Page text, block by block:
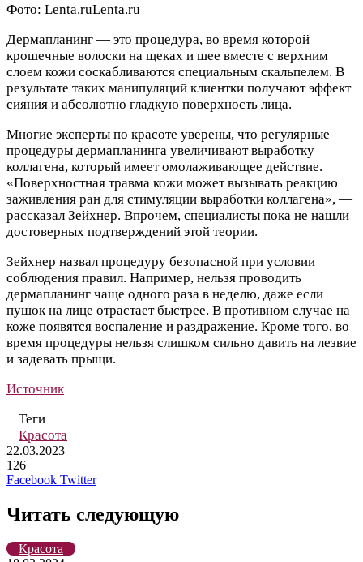
Фото: Lenta.ruLenta.ru
Дермапланинг — это процедура, во время которой
крошечные волоски на щеках и шее вместе с верхним
слоем кожи соскабливаются специальным скальпелем. В
результате таких манипуляций клиентки получают эффект
сияния и абсолютно гладкую поверхность лица.
Многие эксперты по красоте уверены, что регулярные
процедуры дермапланинга увеличивают выработку
коллагена, который имеет омолаживающее действие.
«Поверхностная травма кожи может вызывать реакцию
заживления ран для стимуляции выработки коллагена», —
рассказал Зейхнер. Впрочем, специалисты пока не нашли
достоверных подтверждений этой теории.
Зейхнер назвал процедуру безопасной при условии
соблюдения правил. Например, нельзя проводить
дермапланинг чаще одного раза в неделю, даже если
пушок на лице отрастает быстрее. В противном случае на
коже появятся воспаление и раздражение. Кроме того, во
время процедуры нельзя слишком сильно давить на лезвие
и задевать прыщи.
Источник
Теги
Красота
22.03.2023
126
Facebook TwitterLinkedIn
Pinterest
Вконтакте
Одноклассники
Skype
WhatsApp
Telegram
Viber
Читать следующую
Красота